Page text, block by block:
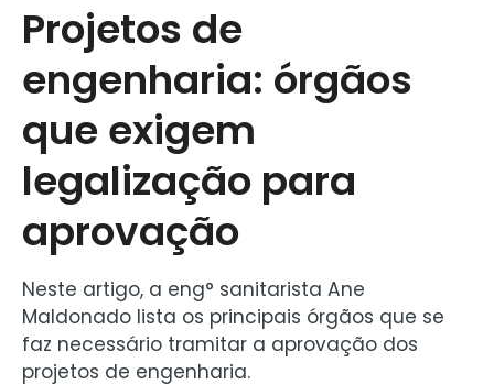
Projetos de
engenharia: órgãos
que exigem
legalização para
aprovação
Neste artigo, a eng° sanitarista Ane
Maldonado lista os principais órgãos que se
faz necessário tramitar a aprovação dos
projetos de engenharia.